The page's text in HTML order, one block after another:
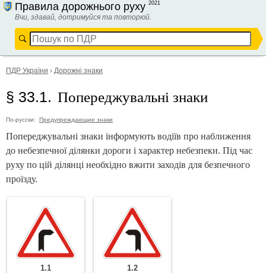
Правила дорожнього руху 2021
Вчи, здавай, дотримуйся та повторюй.
ПДР України › Дорожні знаки
§ 33.1. Попереджувальні знаки
По-русски: Предупреждающие знаки
Попереджувальні знаки інформують водіїв про наближення
до небезпечної ділянки дороги і характер небезпеки. Під час
руху по цій ділянці необхідно вжити заходів для безпечного
проїзду.
1.1 1.2